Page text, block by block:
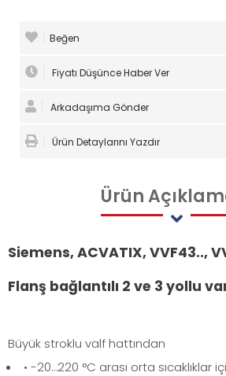
Beğen
Fiyatı Düşünce Haber Ver
Arkadaşıma Gönder
Ürün Detaylarını Yazdır
Ürün
Siemens, ACVATIX, VVF43..,
Flanş bağlantılı 2 ve 3 yollu
Büyük stroklu valf hattından
• -20…220 °C arası orta sıcaklıklar